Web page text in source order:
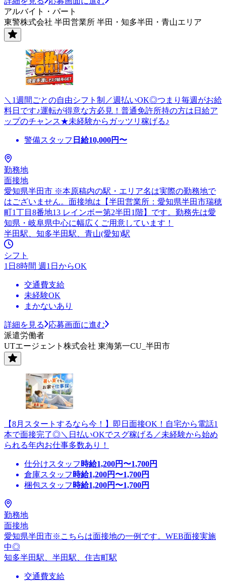
アルバイト・パート
東警株式会社 半田営業所 半田・知多半田・青山エリア
＼1週間ごとの自由シフト制／週払いOK◎つまり毎週がお給
料日です♪運転が得意な方必見！普通免許所持の方は日給ア
ップのチャンス★未経験からガッツリ稼げる♪
警備スタッフ 日給10,000円〜
勤務地
面接地
愛知県半田市 ※本原稿内の駅・エリア名は実際の勤務地で
はございません。面接地は【半田営業所：愛知県半田市瑞穂
町1丁目8番地13 レインボー第2半田1階】です。勤務先は愛
知県・岐阜県中心に幅広くご用意しています！
半田駅、知多半田駅、青山(愛知)駅
シフト
1日8時間 週1日からOK
交通費支給
未経験OK
まかないあり
詳細を見る
応募画面に進む
派遣労働者
UTエージェント株式会社 東海第一CU_半田市
【8月スタートするなら今！】即日面接OK！自宅から電話1
本で面接完了◎＼日払いOKでスグ稼げる／未経験から始め
られる年内お仕事多数あり！
仕分けスタッフ 時給1,200円〜1,700円
倉庫スタッフ 時給1,200円〜1,700円
梱包スタッフ 時給1,200円〜1,700円
勤務地
面接地
愛知県半田市※こちらは面接地の一例です。WEB面接実施
中◎
知多半田駅、半田駅、住吉町駅
交通費支給